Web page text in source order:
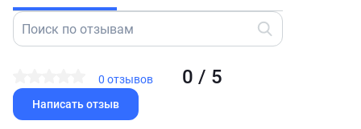
0 / 5
0 отзывов
Написать отзыв